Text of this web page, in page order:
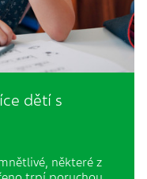
dětí s
některé z